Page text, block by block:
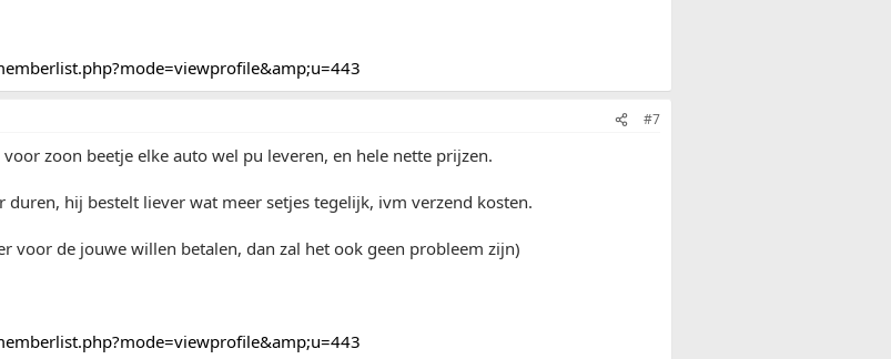
#7
zoon beetje elke auto wel pu leveren, en hele nette prijzen.
duren, hij bestelt liever wat meer setjes tegelijk, ivm verzend kosten.
voor de jouwe willen betalen, dan zal het ook geen probleem zijn)